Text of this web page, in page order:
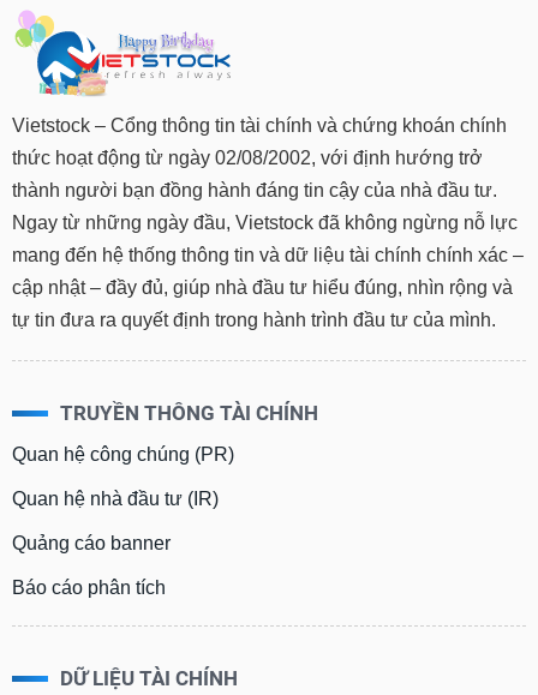
Vietstock – Cổng thông tin tài chính và chứng khoán chính
thức hoạt động từ ngày 02/08/2002, với định hướng trở
thành người bạn đồng hành đáng tin cậy của nhà đầu tư.
Ngay từ những ngày đầu, Vietstock đã không ngừng nỗ lực
mang đến hệ thống thông tin và dữ liệu tài chính chính xác –
cập nhật – đầy đủ, giúp nhà đầu tư hiểu đúng, nhìn rộng và
tự tin đưa ra quyết định trong hành trình đầu tư của mình.
TRUYỀN THÔNG TÀI CHÍNH
Quan hệ công chúng (PR)
Quan hệ nhà đầu tư (IR)
Quảng cáo banner
Báo cáo phân tích
DỮ LIỆU TÀI CHÍNH